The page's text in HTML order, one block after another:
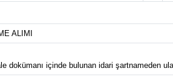
ALIMI
dokümanı içinde bulunan idari şartnameden